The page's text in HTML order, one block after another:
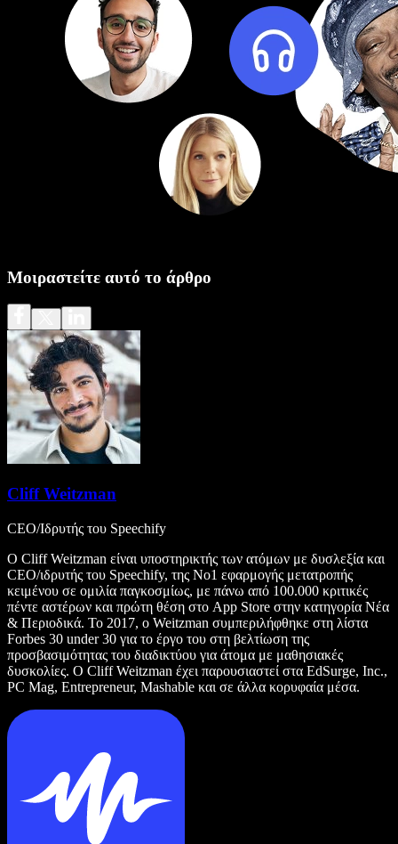
Μοιραστείτε αυτό το άρθρο
Cliff Weitzman
CEO/Ιδρυτής του Speechify
Ο Cliff Weitzman είναι υποστηρικτής των ατόμων με δυσλεξία και
CEO/ιδρυτής του Speechify, της Νο1 εφαρμογής μετατροπής
κειμένου σε ομιλία παγκοσμίως, με πάνω από 100.000 κριτικές
πέντε αστέρων και πρώτη θέση στο App Store στην κατηγορία Νέα
& Περιοδικά. Το 2017, ο Weitzman συμπεριλήφθηκε στη λίστα
Forbes 30 under 30 για το έργο του στη βελτίωση της
προσβασιμότητας του διαδικτύου για άτομα με μαθησιακές
δυσκολίες. Ο Cliff Weitzman έχει παρουσιαστεί στα EdSurge, Inc.,
PC Mag, Entrepreneur, Mashable και σε άλλα κορυφαία μέσα.